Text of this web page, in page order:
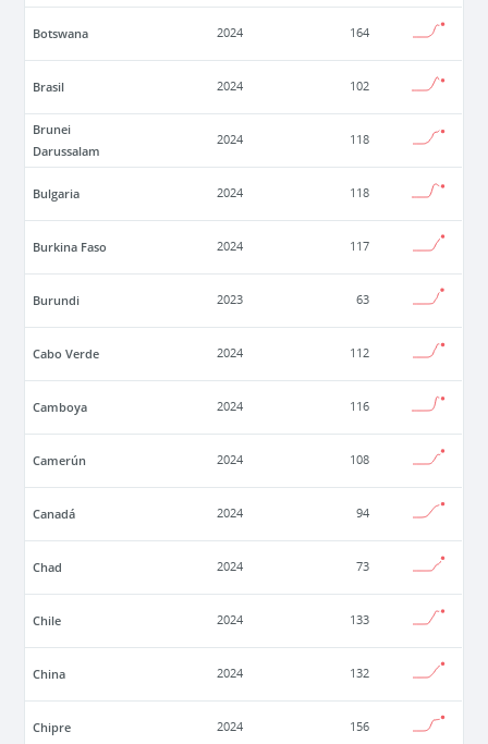
Botswana 2024 164
Brasil 2024 102
Brunei
Darussalam
2024 118
Bulgaria 2024 118
Burkina Faso 2024 117
Burundi 2023 63
Cabo Verde 2024 112
Camboya 2024 116
Camerún 2024 108
Canadá 2024 94
Chad 2024 73
Chile 2024 133
China 2024 132
Chipre 2024 156